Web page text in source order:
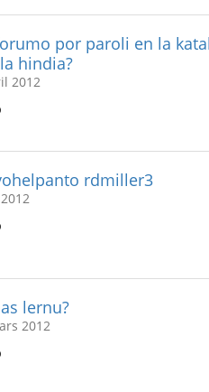
por paroli en la
hindia?
2012
rdmiller3
lernu?
2012